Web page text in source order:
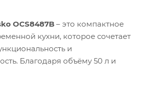
OCS8487B – это компактное
кухни, которое сочетает
и
Благодаря объёму 50 л и